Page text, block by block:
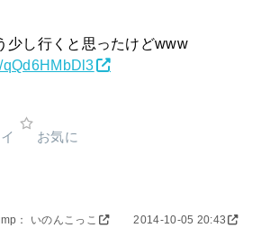
少し行くと思ったけどwww
お気に
： いのんこっこ 2014-10-05 20:43